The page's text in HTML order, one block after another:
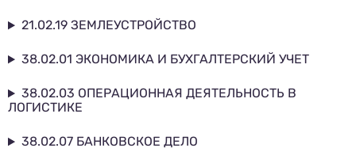
21.02.19 ЗЕМЛЕУСТРОЙСТВО
38.02.01 ЭКОНОМИКА И БУХГАЛТЕРСКИЙ УЧЕТ
38.02.03 ОПЕРАЦИОННАЯ ДЕЯТЕЛЬНОСТЬ В
ЛОГИСТИКЕ
38.02.07 БАНКОВСКОЕ ДЕЛО